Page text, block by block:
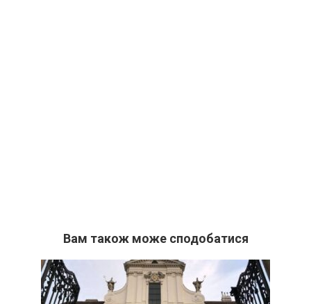
Вам також може сподобатися